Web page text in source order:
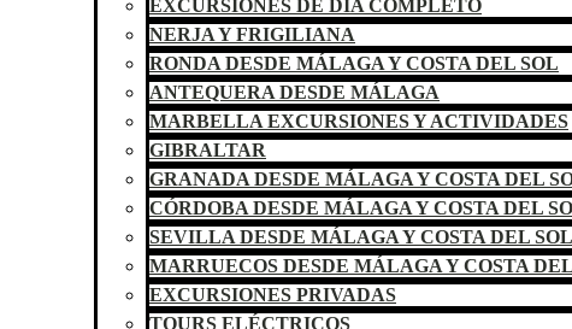
EXCURSIONES DE DÍA COMPLETO
NERJA Y FRIGILIANA
RONDA DESDE MÁLAGA Y COSTA DEL SOL
ANTEQUERA DESDE MÁLAGA
MARBELLA EXCURSIONES Y ACTIVIDADES
GIBRALTAR
GRANADA DESDE MÁLAGA Y COSTA DEL
CÓRDOBA DESDE MÁLAGA Y COSTA DEL
SEVILLA DESDE MÁLAGA Y COSTA DEL SOL
MARRUECOS DESDE MÁLAGA Y COSTA
EXCURSIONES PRIVADAS
TOURS ELÉCTRICOS